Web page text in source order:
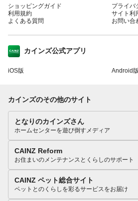
ショッピングガイド
利用規約
よくある質問
プライバ
サイト利
お問い合
カインズ公式アプリ
iOS版 Android版
カインズのその他のサイト
となりのカインズさん
ホームセンターを遊び倒すメディア
CAINZ Reform
お住まいのメンテナンスとくらしのサポート
CAINZ ペット総合サイト
ペットとのくらしを彩るサービスをお届け